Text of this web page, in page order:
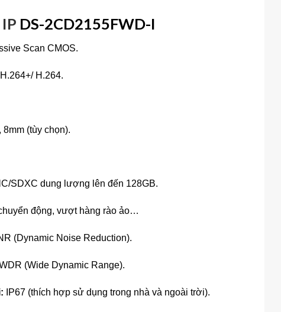
DS-2CD2155FWD-I
Scan CMOS.
H.264.
8mm (tùy chọn).
SDXC dung lượng lên đến 128GB.
động, vượt hàng rào ảo…
(Dynamic Noise Reduction).
(Wide Dynamic Range).
IP67 (thích hợp sử dụng trong nhà và ngoài trời).